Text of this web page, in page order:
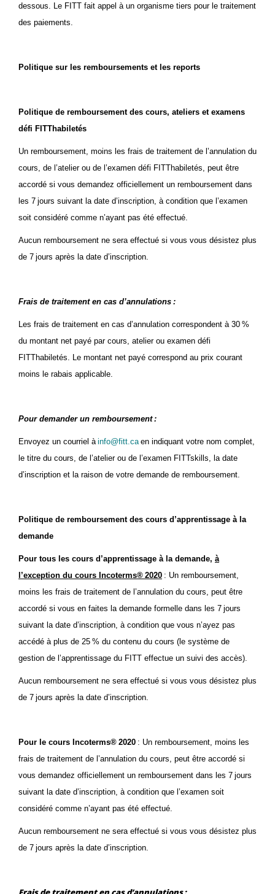
dessous. Le FITT fait appel à un organisme tiers pour le traitement
des paiements.
Politique sur les remboursements et les reports
Politique de remboursement des cours, ateliers et examens
défi FITThabiletés
Un remboursement, moins les frais de traitement de l’annulation du
cours, de l’atelier ou de l’examen défi FITThabiletés, peut être
accordé si vous demandez officiellement un remboursement dans
les 7 jours suivant la date d’inscription, à condition que l’examen
soit considéré comme n’ayant pas été effectué.
Aucun remboursement ne sera effectué si vous vous désistez plus
de 7 jours après la date d’inscription.
Frais de traitement en cas d’annulations :
Les frais de traitement en cas d’annulation correspondent à 30 %
du montant net payé par cours, atelier ou examen défi
FITThabiletés. Le montant net payé correspond au prix courant
moins le rabais applicable.
Pour demander un remboursement :
Envoyez un courriel àinfo@fitt.caen indiquant votre nom complet,
le titre du cours, de l’atelier ou de l’examen FITTskills, la date
d’inscription et la raison de votre demande de remboursement.
Politique de remboursement des cours d’apprentissage à la
demande
Pour tous les cours d’apprentissage à la demande, à
l’exception du cours Incoterms® 2020 : Un remboursement,
moins les frais de traitement de l’annulation du cours, peut être
accordé si vous en faites la demande formelle dans les 7 jours
suivant la date d’inscription, à condition que vous n’ayez pas
accédé à plus de 25 % du contenu du cours (le système de
gestion de l’apprentissage du FITT effectue un suivi des accès).
Aucun remboursement ne sera effectué si vous vous désistez plus
de 7 jours après la date d’inscription.
Pour le cours Incoterms® 2020 : Un remboursement, moins les
frais de traitement de l’annulation du cours, peut être accordé si
vous demandez officiellement un remboursement dans les 7 jours
suivant la date d’inscription, à condition que l’examen soit
considéré comme n’ayant pas été effectué.
Aucun remboursement ne sera effectué si vous vous désistez plus
de 7 jours après la date d’inscription.